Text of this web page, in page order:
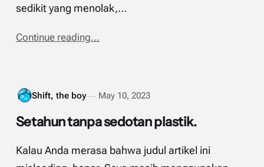
sedikit yang menolak,…
Continue reading...
Shift, the boy May 10, 2023
Setahun tanpa sedotan plastik.
Kalau Anda merasa bahwa judul artikel ini